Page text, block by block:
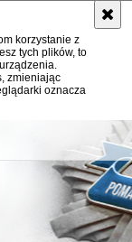
korzystanie z
tych plików, to
zmieniając
oznacza